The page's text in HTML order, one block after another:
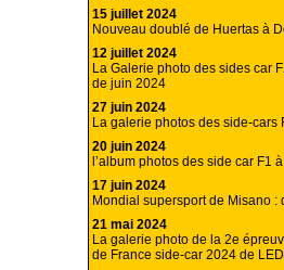
15 juillet 2024
Nouveau doublé de Huertas à
12 juillet 2024
La Galerie photo des sides car
de juin 2024
27 juin 2024
La galerie photos des side-cars
20 juin 2024
l’album photos des side car F1
17 juin 2024
Mondial supersport de Misano :
21 mai 2024
La galerie photo de la 2e
de France side-car 2024 de